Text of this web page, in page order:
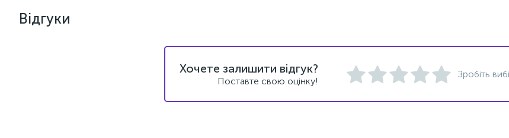
Відгуки
Хочете залишити відгук?
Поставте свою оцінку!
Зробіть